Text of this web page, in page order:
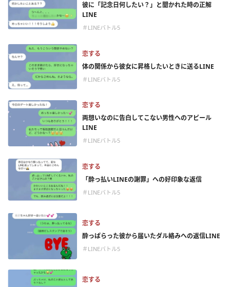
彼に「記念日何したい？」と聞かれた時の正解
LINE
＃LINEバトル5
恋する
体の関係から彼女に昇格したいときに送るLINE
＃LINEバトル5
恋する
両想いなのに告白してこない男性へのアピール
LINE
＃LINEバトル5
恋する
「酔っ払いLINEの謝罪」への好印象な返信
＃LINEバトル5
恋する
酔っぱらった彼から届いたダル絡みへの返信LINE
＃LINEバトル5
恋する